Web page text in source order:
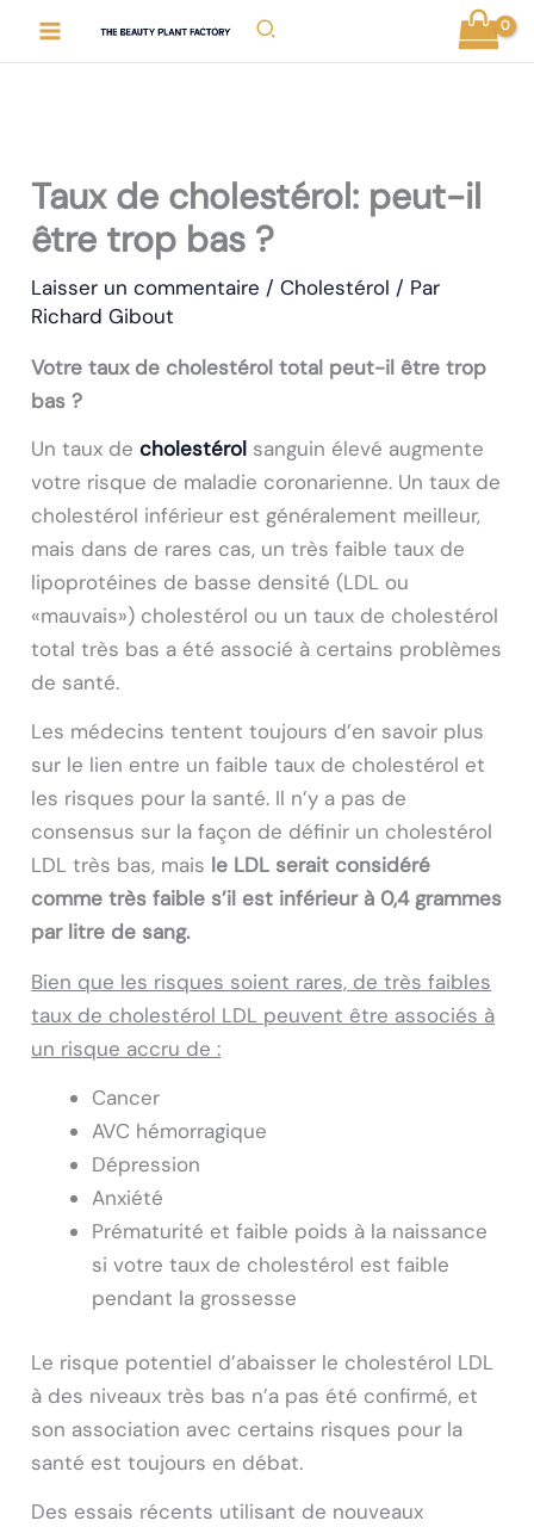
Rechercher
Taux de cholestérol: peut-il
être trop bas ?
Laisser un commentaire /Cholestérol / Par
Richard Gibout
Votre taux de cholestérol total peut-il être trop
bas ?
Un taux decholestérol sanguin élevé augmente
votre risque de maladie coronarienne. Un taux de
cholestérol inférieur est généralement meilleur,
mais dans de rares cas, un très faible taux de
lipoprotéines de basse densité (LDL ou
«mauvais») cholestérol ou un taux de cholestérol
total très bas a été associé à certains problèmes
de santé.
Les médecins tentent toujours d’en savoir plus
sur le lien entre un faible taux de cholestérol et
les risques pour la santé. Il n’y a pas de
consensus sur la façon de définir un cholestérol
LDL très bas, mais le LDL serait considéré
comme très faible s’il est inférieur à 0,4 grammes
par litre de sang.
Bien que les risques soient rares, de très faibles
taux de cholestérol LDL peuvent être associés à
un risque accru de :
Cancer
AVC hémorragique
Dépression
Anxiété
Prématurité et faible poids à la naissance
si votre taux de cholestérol est faible
pendant la grossesse
Le risque potentiel d’abaisser le cholestérol LDL
à des niveaux très bas n’a pas été confirmé, et
son association avec certains risques pour la
santé est toujours en débat.
Des essais récents utilisant de nouveaux